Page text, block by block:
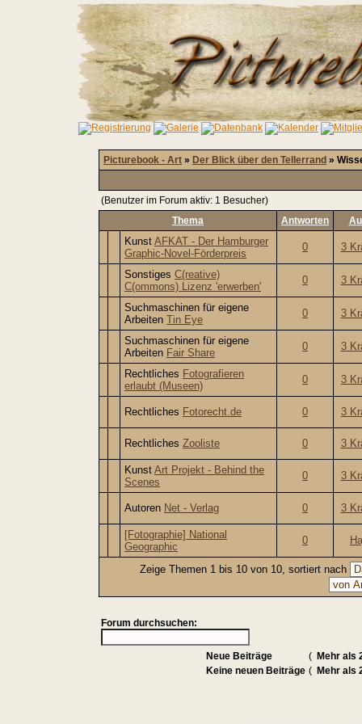
Picturebook - Art » Der Blick über den Tellerrand »
(Benutzer im Forum aktiv: 1 Besucher)
Thema
Antworten
Kunst AFKAT - Der Hamburger
Graphic-Novel-Förderpreis
0 3
Sonstiges C(reative)
C(ommons) Lizenz 'erwerben'
0 3
Suchmaschinen für eigene
Arbeiten Tin Eye
0 3
Suchmaschinen für eigene
Arbeiten Fair Share
0 3
Rechtliches Fotografieren
erlaubt (Museen)
0 3
Rechtliches Fotorecht.de 0 3
Rechtliches Zooliste 0 3
Kunst Art Projekt - Behind the
Scenes
0 3
Autoren Net - Verlag 0 3
[Fotographie] National
Geographic
0
Zeige Themen 1 bis 10 von 10, sortiert nach
Forum durchsuchen:
Neue Beiträge ( Mehr als
Keine neuen Beiträge ( Mehr als